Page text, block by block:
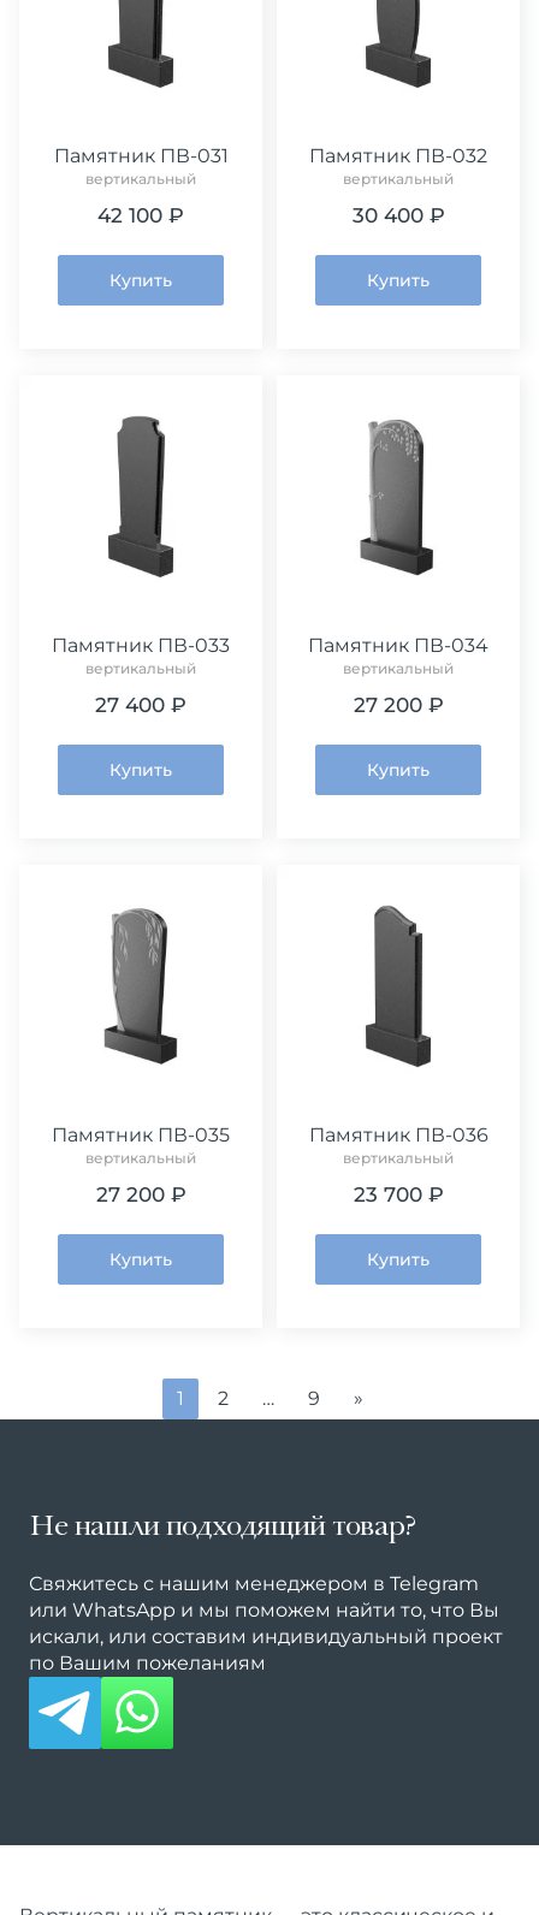
Памятник ПВ-031
вертикальный
42 100 ₽
Купить
Памятник ПВ-032
вертикальный
30 400 ₽
Купить
Памятник ПВ-033
вертикальный
27 400 ₽
Купить
Памятник ПВ-034
вертикальный
27 200 ₽
Купить
Памятник ПВ-035
вертикальный
27 200 ₽
Купить
Памятник ПВ-036
вертикальный
23 700 ₽
Купить
1 2 … 9 »
Не нашли подходящий товар?
Свяжитесь с нашим менеджером в Telegram
или WhatsApp и мы поможем найти то, что Вы
искали, или составим индивидуальный проект
по Вашим пожеланиям